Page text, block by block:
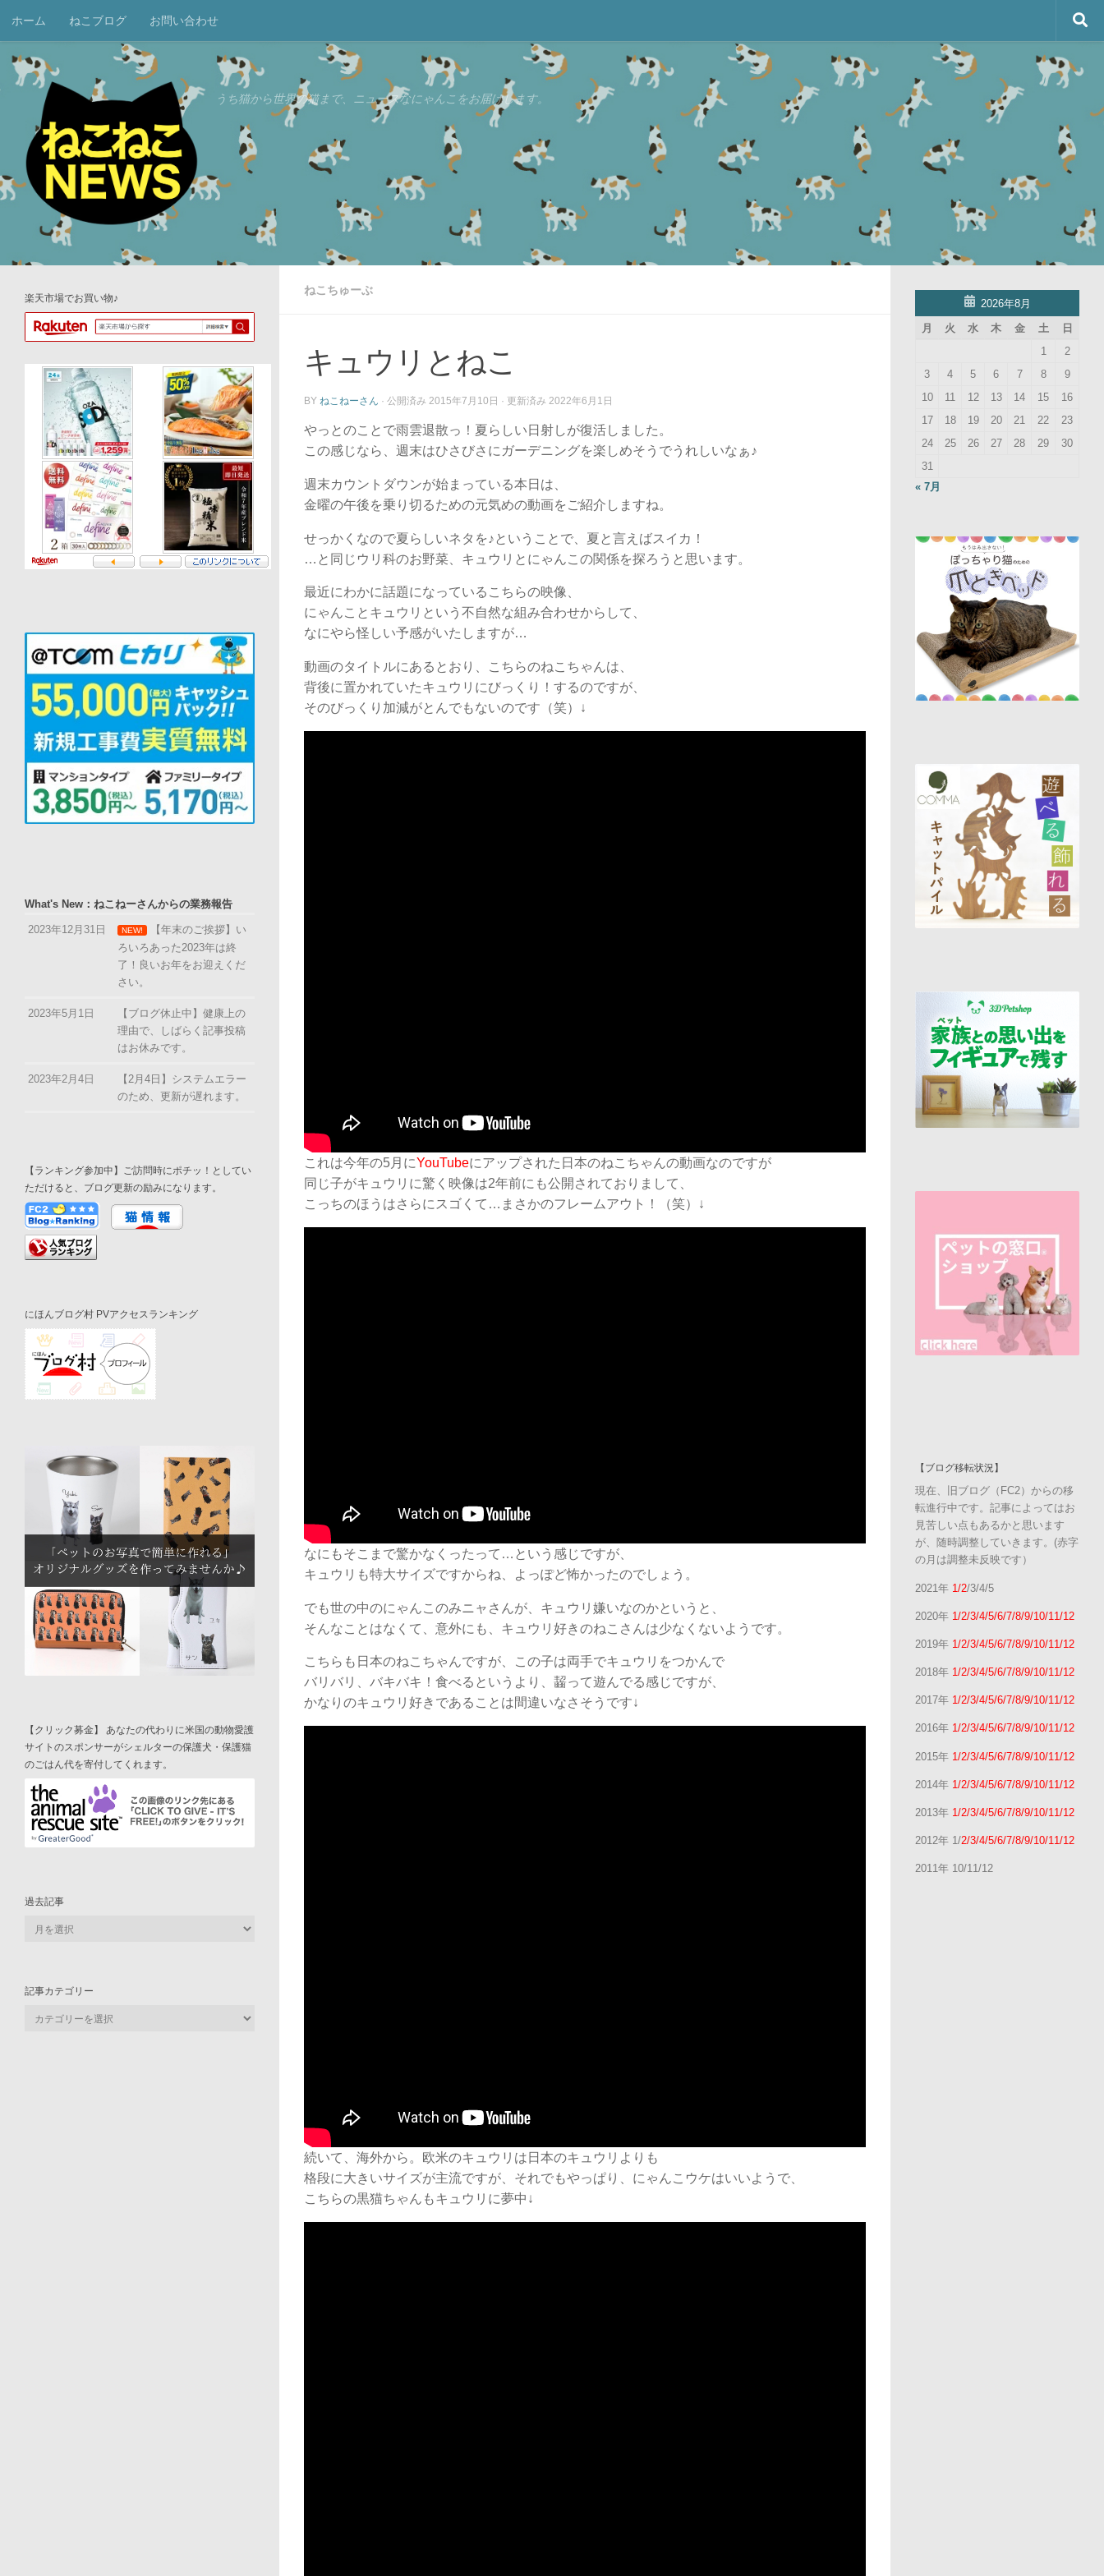
コンテンツへスキップ
ホーム ねこブログ お問い合わせ
うち猫から世界の猫まで、ニュースなにゃんこをお届けします。
ねこちゅーぶ
キュウリとねこ
BY ねこねーさん · 公開済み 2015年7月10日 · 更新済み 2022年6月1日
やっとのことで雨雲退散っ！夏らしい日射しが復活しました。
この感じなら、週末はひさびさにガーデニングを楽しめそうでうれしいなぁ♪
週末カウントダウンが始まっている本日は、
金曜の午後を乗り切るための元気めの動画をご紹介しますね。
せっかくなので夏らしいネタを♪ということで、夏と言えばスイカ！
…と同じウリ科のお野菜、キュウリとにゃんこの関係を探ろうと思います。
最近にわかに話題になっているこちらの映像、
にゃんことキュウリという不自然な組み合わせからして、
なにやら怪しい予感がいたしますが…
動画のタイトルにあるとおり、こちらのねこちゃんは、
背後に置かれていたキュウリにびっくり！するのですが、
そのびっくり加減がとんでもないのです（笑）↓
これは今年の5月にYouTubeにアップされた日本のねこちゃんの動画なのですが
同じ子がキュウリに驚く映像は2年前にも公開されておりまして、
こっちのほうはさらにスゴくて…まさかのフレームアウト！（笑）↓
なにもそこまで驚かなくったって…という感じですが、
キュウリも特大サイズですからね、よっぽど怖かったのでしょう。
でも世の中のにゃんこのみニャさんが、キュウリ嫌いなのかというと、
そんなことはなくて、意外にも、キュウリ好きのねこさんは少なくないようです。
こちらも日本のねこちゃんですが、この子は両手でキュウリをつかんで
バリバリ、バキバキ！食べるというより、齧って遊んでる感じですが、
かなりのキュウリ好きであることは間違いなさそうです↓
続いて、海外から。欧米のキュウリは日本のキュウリよりも
格段に大きいサイズが主流ですが、それでもやっぱり、にゃんこウケはいいようで、
こちらの黒猫ちゃんもキュウリに夢中↓
楽天市場でお買い物♪
What's New：ねこねーさんからの業務報告
2023年12月31日 NEW! 【年末のご挨拶】い
ろいろあった2023年は終
了！良いお年をお迎えくだ
さい。
2023年5月1日
【ブログ休止中】健康上の
理由で、しばらく記事投稿
はお休みです。
2023年2月4日
【2月4日】システムエラー
のため、更新が遅れます。
【ランキング参加中】ご訪問時にポチッ！としてい
ただけると、ブログ更新の励みになります。
にほんブログ村 PVアクセスランキング
【クリック募金】 あなたの代わりに米国の動物愛護
サイトのスポンサーがシェルターの保護犬・保護猫
のごはん代を寄付してくれます。
過去記事
記事カテゴリー
2026年8月
月
火 水 木 金 土
日
1
2
3
4 5 6 7 8
9
10
11 12 13 14 15
16
17
18 19 20 21 22
23
24
25 26 27 28 29
30
31
« 7月
【ブログ移転状況】
現在、旧ブログ（FC2）からの移
転進行中です。記事によってはお
見苦しい点もあるかと思います
が、随時調整していきます。(赤字
の月は調整未反映です）
2021年 1/2/3/4/5
2020年 1/2/3/4/5/6/7/8/9/10/11/12
2019年 1/2/3/4/5/6/7/8/9/10/11/12
2018年 1/2/3/4/5/6/7/8/9/10/11/12
2017年 1/2/3/4/5/6/7/8/9/10/11/12
2016年 1/2/3/4/5/6/7/8/9/10/11/12
2015年 1/2/3/4/5/6/7/8/9/10/11/12
2014年 1/2/3/4/5/6/7/8/9/10/11/12
2013年 1/2/3/4/5/6/7/8/9/10/11/12
2012年 1/2/3/4/5/6/7/8/9/10/11/12
2011年 10/11/12